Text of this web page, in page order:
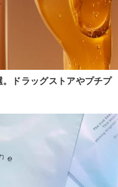
ドラッグストアやプチプ